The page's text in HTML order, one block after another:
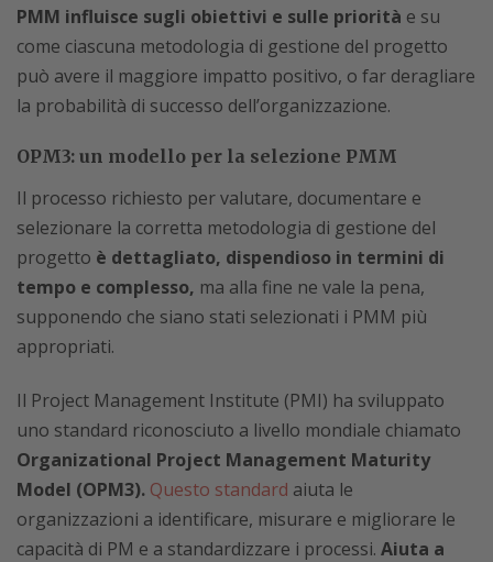
PMM influisce sugli obiettivi e sulle priorità e su
come ciascuna metodologia di gestione del progetto
può avere il maggiore impatto positivo, o far deragliare
la probabilità di successo dell’organizzazione.
OPM3: un modello per la selezione PMM
Il processo richiesto per valutare, documentare e
selezionare la corretta metodologia di gestione del
progetto è dettagliato, dispendioso in termini di
tempo e complesso, ma alla fine ne vale la pena,
supponendo che siano stati selezionati i PMM più
appropriati.
Il Project Management Institute (PMI) ha sviluppato
uno standard riconosciuto a livello mondiale chiamato
Organizational Project Management Maturity
Model (OPM3). Questo standard aiuta le
organizzazioni a identificare, misurare e migliorare le
capacità di PM e a standardizzare i processi. Aiuta a